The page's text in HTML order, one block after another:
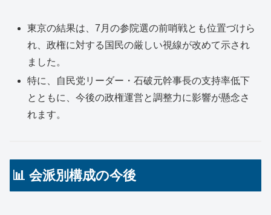
東京の結果は、7月の参院選の前哨戦とも位置づけら
れ、政権に対する国民の厳しい視線が改めて示され
ました。
特に、自民党リーダー・石破元幹事長の支持率低下
とともに、今後の政権運営と調整力に影響が懸念さ
れます。
📊 会派別構成の今後